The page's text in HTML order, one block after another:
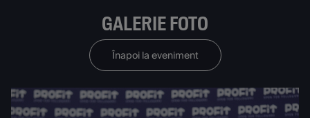
GALERIE FOTO
Înapoi la eveniment